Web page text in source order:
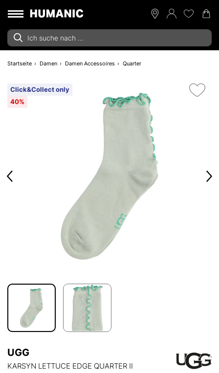
Startseite Damen Damen Accessoires Quarter
Click&Collect only
40%
UGG
KARSYN LETTUCE EDGE QUARTER II